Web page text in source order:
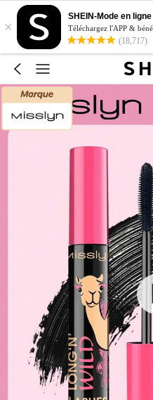
×
SHEIN-Mode en ligne
Téléchargez l'APP &
(18,717)